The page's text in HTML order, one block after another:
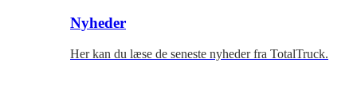
Nyheder
Her kan du læse de seneste nyheder fra TotalTruck.